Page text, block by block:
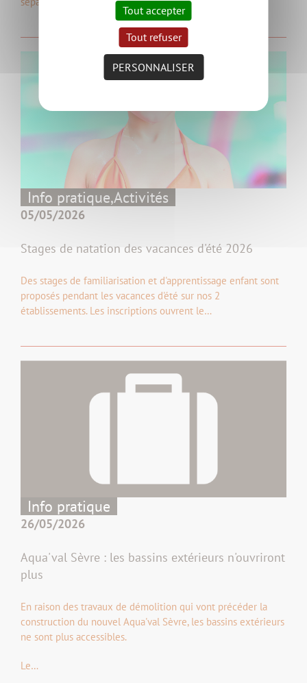
Info pratique,Activités
05/05/2026
Stages de natation des vacances d'été 2026
Des stages de familiarisation et d'apprentissage enfant sont
proposés pendant les vacances d'été sur nos 2
établissements. Les inscriptions ouvrent le…
Info pratique
26/05/2026
Aqua'val Sèvre : les bassins extérieurs n'ouvriront
plus
En raison des travaux de démolition qui vont précéder la
construction du nouvel Aqua'val Sèvre, les bassins extérieurs
ne sont plus accessibles.
Le…
Tout accepter
Tout refuser
PERSONNALISER